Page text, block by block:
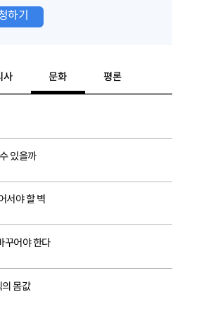
하기
사 문화 평론
있을까
서야 할 벽
꾸어야 한다
몸값